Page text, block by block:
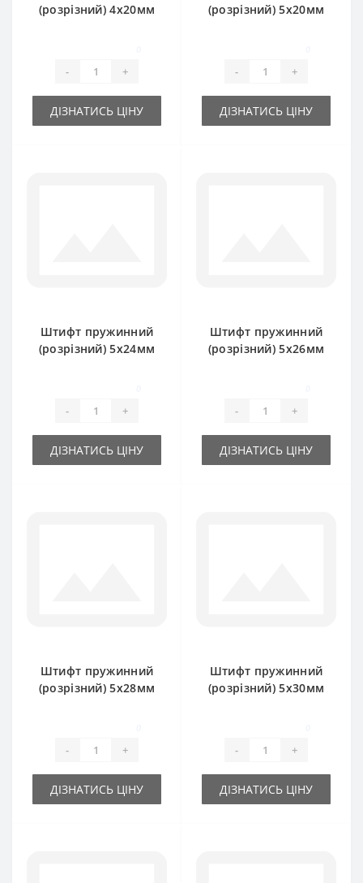
(розрізний) 4х20мм
- +
ДІЗНАТИСЬ ЦІНУ
(розрізний) 5х20мм
- +
ДІЗНАТИСЬ ЦІНУ
Штифт пружинний
(розрізний) 5х24мм
- +
ДІЗНАТИСЬ ЦІНУ
Штифт пружинний
(розрізний) 5х26мм
- +
ДІЗНАТИСЬ ЦІНУ
Штифт пружинний
(розрізний) 5х28мм
- +
ДІЗНАТИСЬ ЦІНУ
Штифт пружинний
(розрізний) 5х30мм
- +
ДІЗНАТИСЬ ЦІНУ